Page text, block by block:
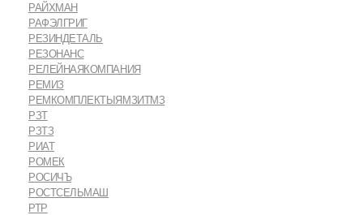
РАЙХМАН
РАФЭЛГРИГ
РЕЗИНДЕТАЛЬ
РЕЗОНАНС
РЕЛЕЙНАЯКОМПАНИЯ
РЕМИЗ
РЕМКОМПЛЕКТЫЯМЗИТМЗ
РЗТ
РЗТЗ
РИАТ
РОМЕК
РОСИЧЪ
РОСТСЕЛЬМАШ
РТР